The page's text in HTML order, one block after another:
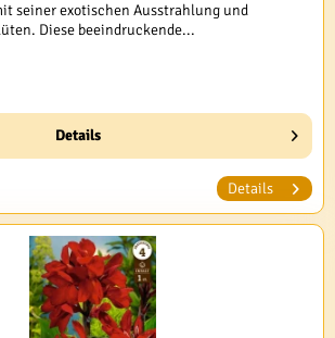
seiner exotischen Ausstrahlung und
Diese beeindruckende...
Details
Details